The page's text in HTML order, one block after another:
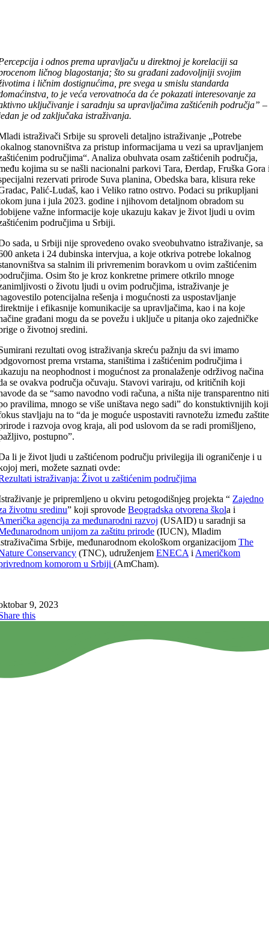
i odnos prema upravljaču u direktnoj je korelaciji sa
ličnog blagostanja; što su građani zadovoljniji svojim
i ličnim dostignućima, pre svega u smislu standarda
to je veća verovatnoća da će pokazati interesovanje za
uključivanje i saradnju sa upravljačima zaštićenih područja” –
je od zaključaka istraživanja.
istraživači Srbije su sproveli detaljno istraživanje „Potrebe
stanovništva za pristup informacijama u vezi sa upravljanjem
područjima“. Analiza obuhvata osam zaštićenih područja,
kojima su se našli nacionalni parkovi Tara, Đerdap, Fruška Gora
rezervati prirode Suva planina, Obedska bara, klisura reke
Palić-Ludaš, kao i Veliko ratno ostrvo. Podaci su prikupljani
juna i jula 2023. godine i njihovom detaljnom obradom su
važne informacije koje ukazuju kakav je život ljudi u ovim
područjima u Srbiji.
sada, u Srbiji nije sprovedeno ovako sveobuhvatno istraživanje, sa
anketa i 24 dubinska intervjua, a koje otkriva potrebe lokalnog
sa stalnim ili privremenim boravkom u ovim zaštićenim
Osim što je kroz konkretne primere otkrilo mnoge
o životu ljudi u ovim područjima, istraživanje je
potencijalna rešenja i mogućnosti za uspostavljanje
i efikasnije komunikacije sa upravljačima, kao i na koje
građani mogu da se povežu i uključe u pitanja oko zajedničke
o životnoj sredini.
rezultati ovog istraživanja skreću pažnju da svi imamo
prema vrstama, staništima i zaštićenim područjima i
na neophodnost i mogućnost za pronalaženje održivog načina
se ovakva područja očuvaju. Stavovi variraju, od kritičnih koji
da se “samo navodno vodi računa, a ništa nije transparentno niti
pravilima, mnogo se više uništava nego sadi” do konstuktivnijih koji
stavljaju na to “da je moguće uspostaviti ravnotežu između zaštite
i razvoja ovog kraja, ali pod uslovom da se radi promišljeno,
postupno”.
li je život ljudi u zaštićenom području privilegija ili ograničenje i u
meri, možete saznati ovde:
istraživanja: Život u zaštićenim područjima
je pripremljeno u okviru petogodišnjeg projekta “ Zajedno
životnu sredinu” koji sprovodeBeogradska otvorena škola i
agencija za međunarodni razvoj (USAID) u saradnji sa
unijom za zaštitu prirode (IUCN), Mladim
Srbije, međunarodnom ekološkom organizacijomThe
Conservancy (TNC), udruženjemENECA i Američkom
komorom u Srbiji(AmCham).
9, 2023
this